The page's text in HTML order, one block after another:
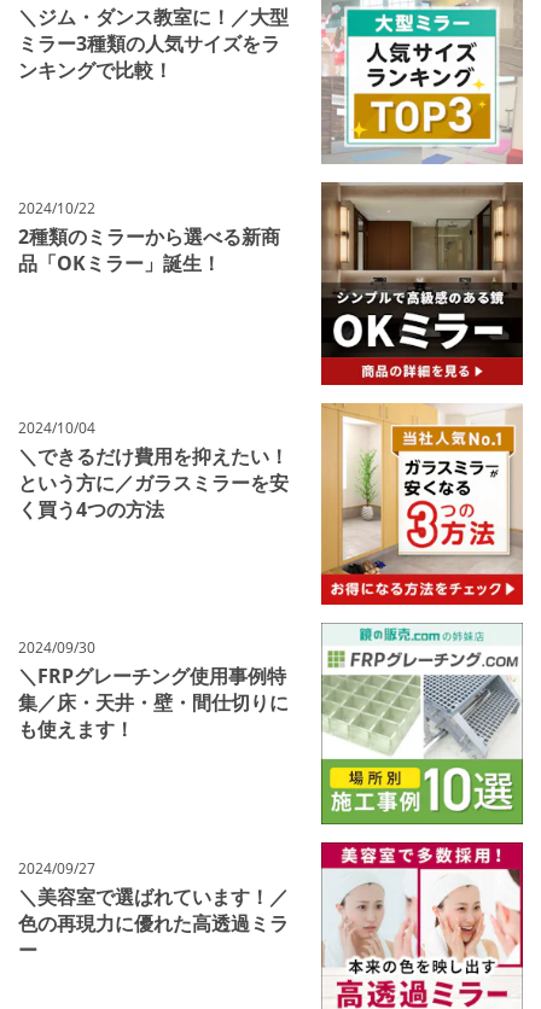
＼ジム・ダンス教室に！／大型
ミラー3種類の人気サイズをラ
ンキングで比較！
2種類のミラーから選べる新商
品「OKミラー」誕生！
2024/10/22
＼できるだけ費用を抑えたい！
という方に／ガラスミラーを安
く買う4つの方法
2024/10/04
＼FRPグレーチング使用事例特
集／床・天井・壁・間仕切りに
も使えます！
2024/09/30
＼美容室で選ばれています！／
色の再現力に優れた高透過ミラ
ー
2024/09/27